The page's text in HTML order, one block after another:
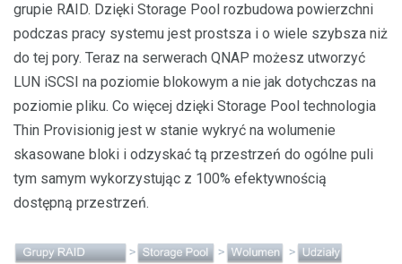
grupie RAID. Dzięki Storage Pool rozbudowa powierzchni
podczas pracy systemu jest prostsza i o wiele szybsza niż
do tej pory. Teraz na serwerach QNAP możesz utworzyć
LUN iSCSI na poziomie blokowym a nie jak dotychczas na
poziomie pliku. Co więcej dzięki Storage Pool technologia
Thin Provisionig jest w stanie wykryć na wolumenie
skasowane bloki i odzyskać tą przestrzeń do ogólne puli
tym samym wykorzystując z 100% efektywnością
dostępną przestrzeń.